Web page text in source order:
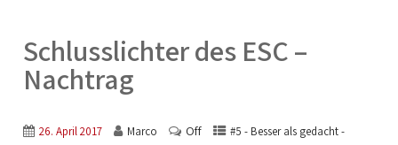
Schlusslichter des ESC –
Nachtrag
26. April 2017 Marco Off
#5 - Besser als gedacht -